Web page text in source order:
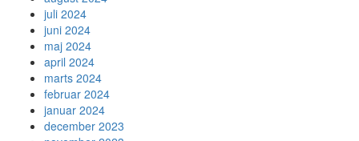
juli 2024
juni 2024
maj 2024
april 2024
marts 2024
februar 2024
januar 2024
december 2023